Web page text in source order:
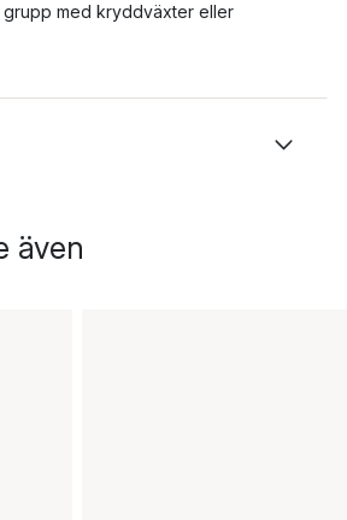
med kryddväxter eller
även